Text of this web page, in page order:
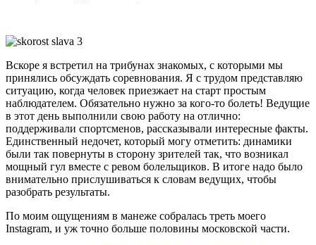
Вскоре я встретил на трибунах знакомых, с которыми мы
принялись обсуждать соревнования. Я с трудом представляю
ситуацию, когда человек приезжает на старт простым
наблюдателем. Обязательно нужно за кого-то болеть! Ведущие
в этот день выполнили свою работу на отлично:
поддерживали спортсменов, рассказывали интересные факты.
Единственный недочет, который могу отметить: динамики
были так повернуты в сторону зрителей так, что возникал
мощный гул вместе с ревом болельщиков. В итоге надо было
внимательно прислушиваться к словам ведущих, чтобы
разобрать результаты.
По моим ощущениям в манеже собралась треть моего
Instagram, и уж точно больше половины московской части.